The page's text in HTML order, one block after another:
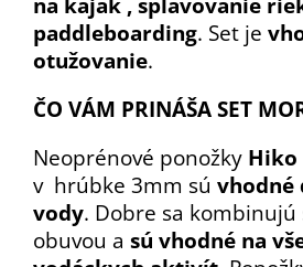
paddleboarding. Set je
otužovanie.
ČO VÁM PRINÁŠA SET
Neoprénové ponožky Hiko
v hrúbke 3mm sú vhodné
vody. Dobre sa kombinujú
obuvou a sú vhodné na